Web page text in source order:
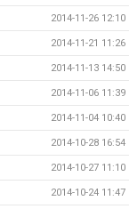
2014-11-26 12:10
2014-11-21 11:26
2014-11-13 14:50
2014-11-06 11:39
2014-11-04 10:40
2014-10-28 16:54
2014-10-27 11:10
2014-10-24 11:47